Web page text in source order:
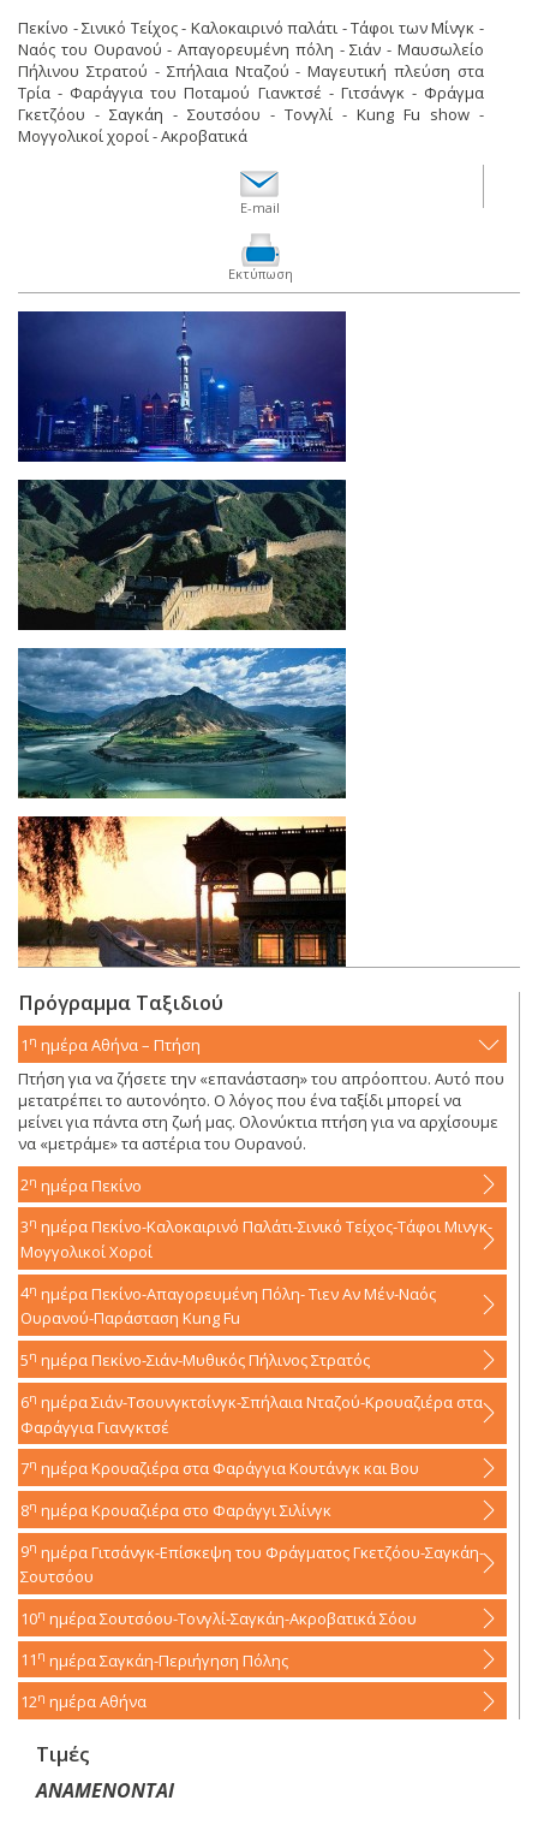
Πεκίνο - Σινικό Τείχος - Καλοκαιρινό παλάτι - Τάφοι των Μίνγκ -
Ναός του Ουρανού - Απαγορευμένη πόλη - Σιάν - Μαυσωλείο
Πήλινου Στρατού - Σπήλαια Νταζού - Μαγευτική πλεύση στα
Τρία - Φαράγγια του Ποταμού Γιανκτσέ - Γιτσάνγκ - Φράγμα
Γκετζόου - Σαγκάη - Σουτσόου - Τονγλί - Kung Fu show -
Μογγολικοί χοροί - Ακροβατικά
E-mail
Εκτύπωση
Πρόγραμμα Ταξιδιού
1 η ημέραΑθήνα – Πτήση
Πτήση για να ζήσετε την «επανάσταση» του απρόοπτου. Αυτό που
μετατρέπει το αυτονόητο. Ο λόγος που ένα ταξίδι μπορεί να
μείνει για πάντα στη ζωή μας. Ολονύκτια πτήση για να αρχίσουμε
να «μετράμε» τα αστέρια του Ουρανού.
2η ημέραΠεκίνο
3η ημέραΠεκίνο-Καλοκαιρινό Παλάτι-Σινικό Τείχος-Τάφοι Μινγκ-
Μογγολικοί Χοροί
4η ημέραΠεκίνο-Απαγορευμένη Πόλη- Τιεν Αν Μέν-Ναός
Ουρανού-Παράσταση Kung Fu
5η ημέραΠεκίνο-Σιάν-Μυθικός Πήλινος Στρατός
6η ημέραΣιάν-Τσουνγκτσίνγκ-Σπήλαια Νταζού-Κρουαζιέρα στα
Φαράγγια Γιανγκτσέ
7η ημέραΚρουαζιέρα στα Φαράγγια Κουτάνγκ και Βου
8η ημέραΚρουαζιέρα στο Φαράγγι Σιλίνγκ
9η ημέραΓιτσάνγκ-Επίσκεψη του Φράγματος Γκετζόου-Σαγκάη-
Σουτσόου
10η ημέραΣουτσόου-Τονγλί-Σαγκάη-Ακροβατικά Σόου
11 η ημέραΣαγκάη-Περιήγηση Πόλης
12η ημέραΑθήνα
Τιμές
ΑΝΑΜΕΝΟΝΤΑΙ